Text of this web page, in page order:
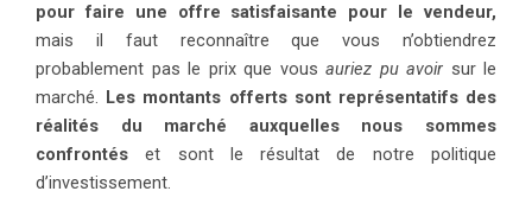
pour faire une offre satisfaisante pour le vendeur,
mais il faut reconnaître que vous n’obtiendrez
probablement pas le prix que vous auriez pu avoir sur le
marché. Les montants offerts sont représentatifs des
réalités du marché auxquelles nous sommes
confrontés et sont le résultat de notre politique
d’investissement.